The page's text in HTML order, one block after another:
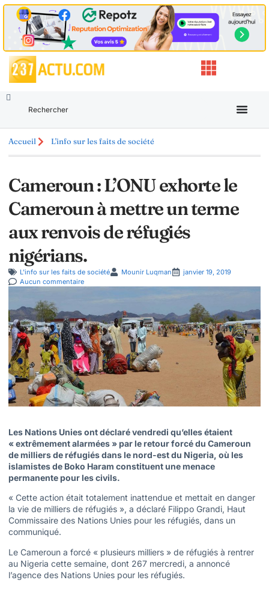
Accueil L'info sur les faits de société
Cameroun : L’ONU exhorte le
Cameroun à mettre un terme
aux renvois de réfugiés
nigérians.
L'info sur les faits de société Mounir Luqman
janvier 19, 2019
Aucun commentaire
Les Nations Unies ont déclaré vendredi qu’elles étaient
« extrêmement alarmées » par le retour forcé du Cameroun
de milliers de réfugiés dans le nord-est du Nigeria, où les
islamistes de Boko Haram constituent une menace
permanente pour les civils.
« Cette action était totalement inattendue et mettait en danger
la vie de milliers de réfugiés », a déclaré Filippo Grandi, Haut
Commissaire des Nations Unies pour les réfugiés, dans un
communiqué.
Le Cameroun a forcé « plusieurs milliers » de réfugiés à rentrer
au Nigeria cette semaine, dont 267 mercredi, a annoncé
l’agence des Nations Unies pour les réfugiés.